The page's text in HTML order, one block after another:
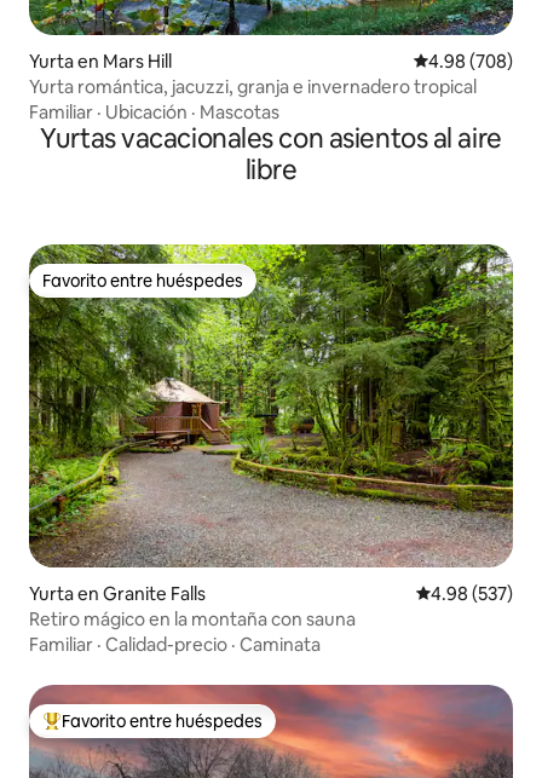
Yurta en Mars Hill Calificación
4.98 (708)
Yurta romántica, jacuzzi, granja e invernadero tropical
Familiar · Ubicación · Mascotas
Yurtas vacacionales con asientos al aire
libre
Favorito entre huéspedes
Favorito entre huéspedes
Yurta en Granite Falls Calificación
4.98 (537)
Retiro mágico en la montaña con sauna
Familiar · Calidad-precio · Caminata
Favorito entre huéspedes preferido
Favorito entre huéspedes